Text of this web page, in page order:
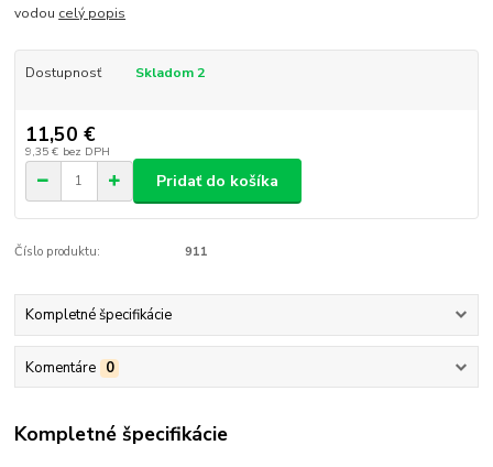
vodou celý popis
Dostupnosť Skladom 2
11,50 €
9,35 € bez DPH
Pridať do košíka
Číslo produktu: 911
Kompletné špecifikácie
Komentáre 0
Kompletné špecifikácie